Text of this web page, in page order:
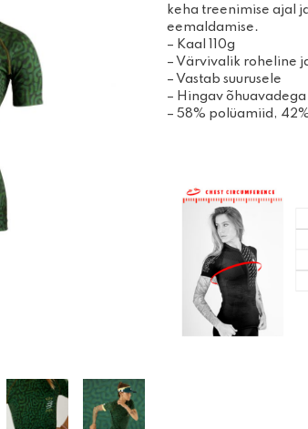
Võimlemise- ja
joogitooted
Massaažirullid
keha treenimise ajal
eemaldamise.
– Kaal 110g
– Värvivalik roheline
– Vastab suurusele
– Hingav õhuavadega
– 58% polüamiid,